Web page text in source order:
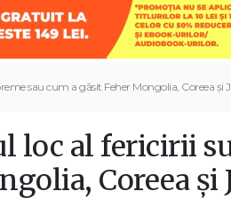
sau cum a găsit Feher Mongolia, Coreea și
loc al fericirii
Coreea și